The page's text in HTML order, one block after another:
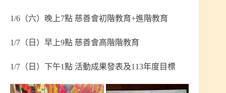
1/6（六）晚上7點 慈善會初階教育+進階教育
1/7（日）早上9點 慈善會高階階教育
1/7（日）下午1點 活動成果發表及113年度目標